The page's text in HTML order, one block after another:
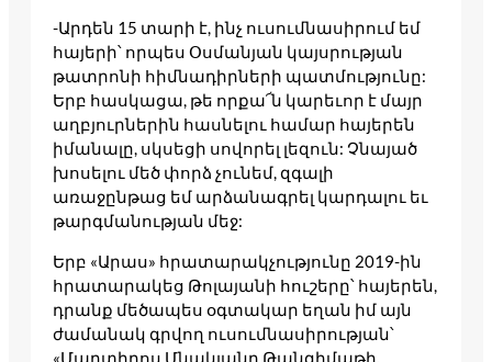
-Արդեն 15 տարի է, ինչ ուսումնասիրում եմ
հայերի՝ որպես Օսմանյան կայսրության
թատրոնի հիմնադիրների պատմությունը:
Երբ հասկացա, թե որքա՜ն կարեւոր է մայր
աղբյուրներին հասնելու համար հայերեն
իմանալը, սկսեցի սովորել լեզուն: Չնայած
խոսելու մեծ փորձ չունեմ, զգալի
առաջընթաց եմ արձանագրել կարդալու եւ
թարգմանության մեջ:
Երբ «Արաս» հրատարակչությունը 2019-ին
հրատարակեց Թոլայանի հուշերը՝ հայերեն,
դրանք մեծապես օգտակար եղան իմ այն
ժամանակ գրվող ուսումնասիրության՝
«Մարտիրոս Մնակյանը Թանզիմաթի,